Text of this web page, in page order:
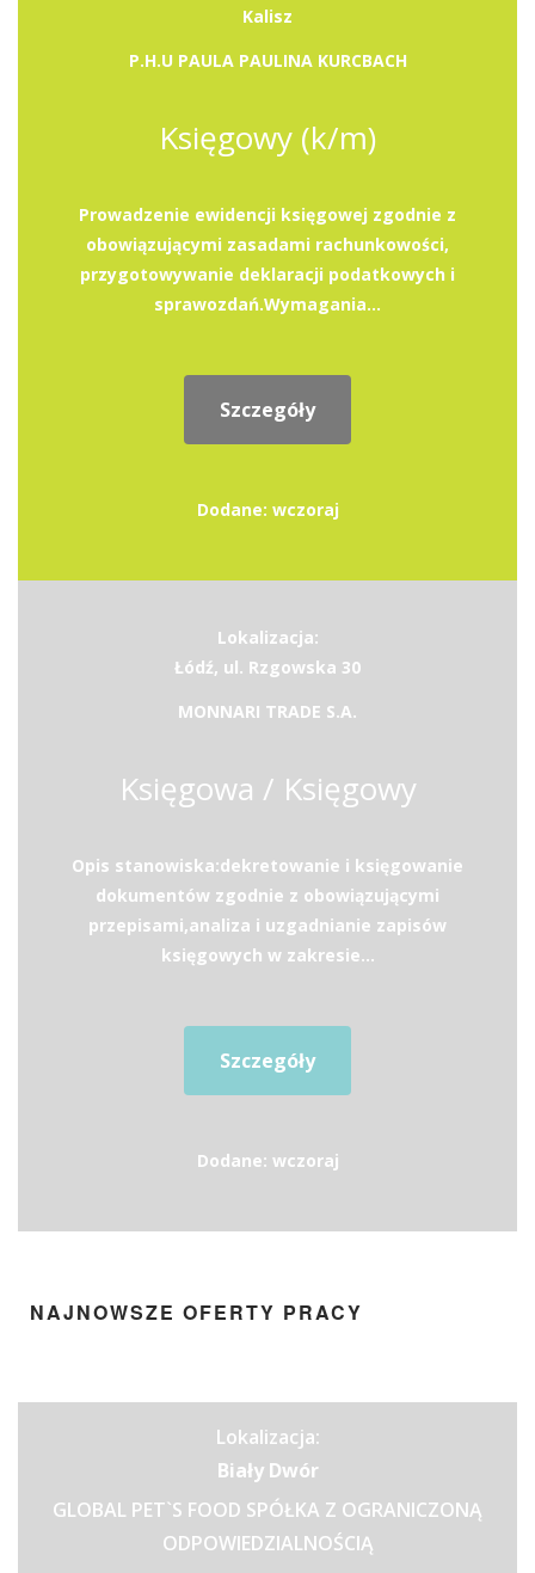
Kalisz
P.H.U PAULA PAULINA KURCBACH
Księgowy (k/m)
Prowadzenie ewidencji księgowej zgodnie z
obowiązującymi zasadami rachunkowości,
przygotowywanie deklaracji podatkowych i
sprawozdań.Wymagania...
Szczegóły
Dodane: wczoraj
Lokalizacja:
Łódź, ul. Rzgowska 30
MONNARI TRADE S.A.
Księgowa / Księgowy
Opis stanowiska:dekretowanie i księgowanie
dokumentów zgodnie z obowiązującymi
przepisami,analiza i uzgadnianie zapisów
księgowych w zakresie...
Szczegóły
Dodane: wczoraj
NAJNOWSZE OFERTY PRACY
Lokalizacja:
Biały Dwór
GLOBAL PET`S FOOD SPÓŁKA Z OGRANICZONĄ
ODPOWIEDZIALNOŚCIĄ